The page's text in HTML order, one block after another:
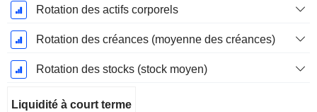
Rotation des actifs corporels
Rotation des créances (moyenne des créances)
Rotation des stocks (stock moyen)
Liquidité à court terme